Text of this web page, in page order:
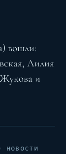
вошли:
Лилия
Жукова и
новости